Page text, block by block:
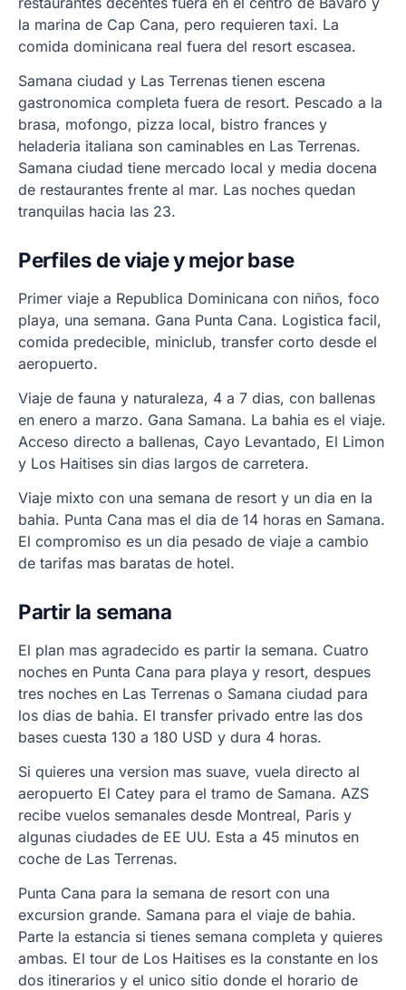
la marina de Cap Cana, pero requieren taxi. La
comida dominicana real fuera del resort escasea.
Samana ciudad y Las Terrenas tienen escena
gastronomica completa fuera de resort. Pescado a la
brasa, mofongo, pizza local, bistro frances y
heladeria italiana son caminables en Las Terrenas.
Samana ciudad tiene mercado local y media docena
de restaurantes frente al mar. Las noches quedan
tranquilas hacia las 23.
Perfiles de viaje y mejor base
Primer viaje a Republica Dominicana con niños, foco
playa, una semana. Gana Punta Cana. Logistica facil,
comida predecible, miniclub, transfer corto desde el
aeropuerto.
Viaje de fauna y naturaleza, 4 a 7 dias, con ballenas
en enero a marzo. Gana Samana. La bahia es el viaje.
Acceso directo a ballenas, Cayo Levantado, El Limon
y Los Haitises sin dias largos de carretera.
Viaje mixto con una semana de resort y un dia en la
bahia. Punta Cana mas el dia de 14 horas en Samana.
El compromiso es un dia pesado de viaje a cambio
de tarifas mas baratas de hotel.
Partir la semana
El plan mas agradecido es partir la semana. Cuatro
noches en Punta Cana para playa y resort, despues
tres noches en Las Terrenas o Samana ciudad para
los dias de bahia. El transfer privado entre las dos
bases cuesta 130 a 180 USD y dura 4 horas.
Si quieres una version mas suave, vuela directo al
aeropuerto El Catey para el tramo de Samana. AZS
recibe vuelos semanales desde Montreal, Paris y
algunas ciudades de EE UU. Esta a 45 minutos en
coche de Las Terrenas.
Punta Cana para la semana de resort con una
excursion grande. Samana para el viaje de bahia.
Parte la estancia si tienes semana completa y quieres
ambas. El tour de Los Haitises es la constante en los
dos itinerarios y el unico sitio donde el horario de